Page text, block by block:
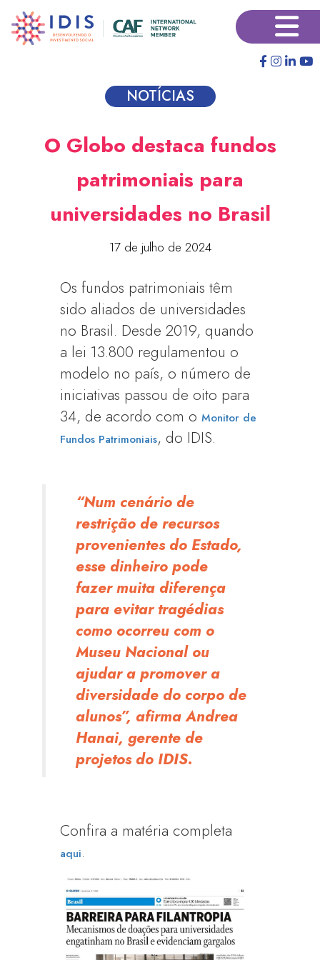
para
×
NOTÍCIAS
O Globo destaca fundos
patrimoniais para
universidades no Brasil
17 de julho de 2024
Os fundos patrimoniais têm
sido aliados de universidades
no Brasil. Desde 2019, quando
a lei 13.800 regulamentou o
modelo no país, o número de
iniciativas passou de oito para
34, de acordo com oMonitor de
Fundos Patrimoniais, do IDIS.
“Num cenário de
restrição de recursos
provenientes do Estado,
esse dinheiro pode
fazer muita diferença
para evitar tragédias
como ocorreu com o
Museu Nacional ou
ajudar a promover a
diversidade do corpo de
alunos”, afirma Andrea
Hanai, gerente de
projetos do IDIS.
Confira a matéria completa
aqui.